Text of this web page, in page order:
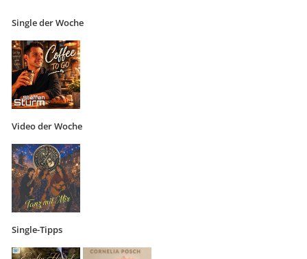
Single der Woche
Video der Woche
Single-Tipps